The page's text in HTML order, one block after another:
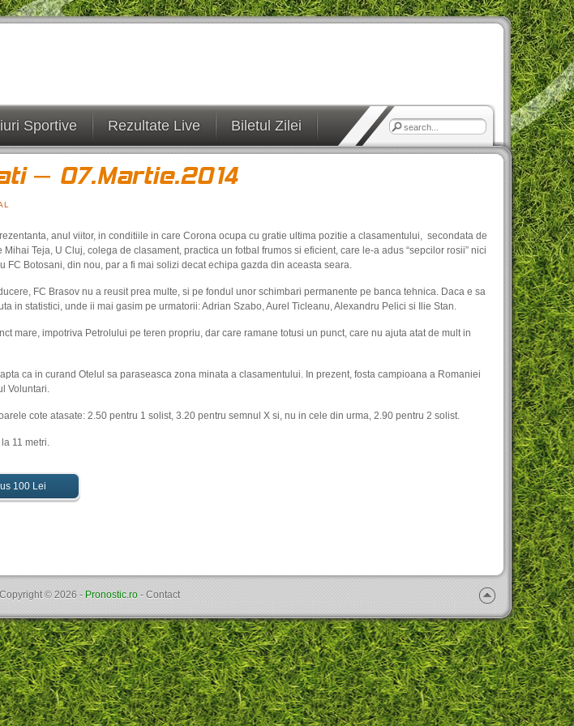
Sportive Rezultate Live Biletul Zilei
– 07.Martie.2014
anul viitor, in conditiile in care Corona ocupa cu gratie ultima pozitie a clasamentului, secondata de
Teja, U Cluj, colega de clasament, practica un fotbal frumos si eficient, care le-a adus “sepcilor rosii” nici
Botosani, din nou, par a fi mai solizi decat echipa gazda din aceasta seara.
FC Brasov nu a reusit prea multe, si pe fondul unor schimbari permanente pe banca tehnica. Daca e sa
in statistici, unde ii mai gasim pe urmatorii: Adrian Szabo, Aurel Ticleanu, Alexandru Pelici si Ilie Stan.
mare, impotriva Petrolului pe teren propriu, dar care ramane totusi un punct, care nu ajuta atat de mult in
ca in curand Otelul sa paraseasca zona minata a clasamentului. In prezent, fosta campioana a Romaniei
Voluntari.
cote atasate: 2.50 pentru 1 solist, 3.20 pentru semnul X si, nu in cele din urma, 2.90 pentru 2 solist.
11 metri.
100 Lei
© 2026 - Pronostic.ro - Contact